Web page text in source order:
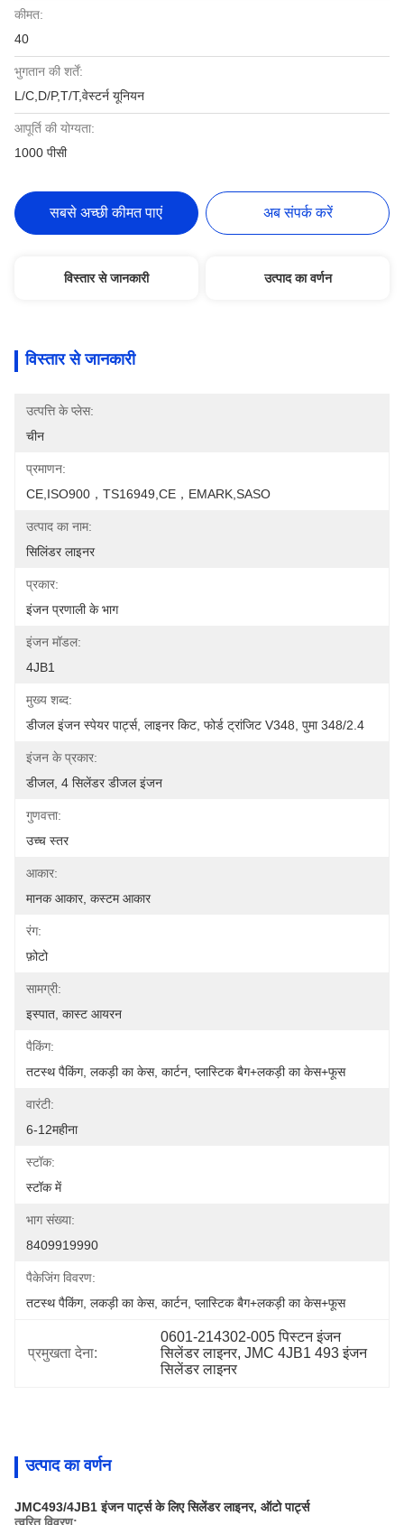
कीमत:
40
भुगतान की शर्तें:
L/C,D/P,T/T,वेस्टर्न यूनियन
आपूर्ति की योग्यता:
1000 पीसी
सबसे अच्छी कीमत पाएं अब संपर्क करें
विस्तार से जानकारी उत्पाद का वर्णन
विस्तार से जानकारी
उत्पत्ति के प्लेस:
चीन
प्रमाणन:
CE,ISO900，TS16949,CE，EMARK,SASO
उत्पाद का नाम:
सिलिंडर लाइनर
प्रकार:
इंजन प्रणाली के भाग
इंजन मॉडल:
4JB1
मुख्य शब्द:
डीजल इंजन स्पेयर पार्ट्स, लाइनर किट, फोर्ड ट्रांजिट V348, पुमा 348/2.4
इंजन के प्रकार:
डीजल, 4 सिलेंडर डीजल इंजन
गुणवत्ता:
उच्च स्तर
आकार:
मानक आकार, कस्टम आकार
रंग:
फ़ोटो
सामग्री:
इस्पात, कास्ट आयरन
पैकिंग:
तटस्थ पैकिंग, लकड़ी का केस, कार्टन, प्लास्टिक बैग+लकड़ी का केस+फूस
वारंटी:
6-12महीना
स्टॉक:
स्टॉक में
भाग संख्या:
8409919990
पैकेजिंग विवरण:
तटस्थ पैकिंग, लकड़ी का केस, कार्टन, प्लास्टिक बैग+लकड़ी का केस+फूस
प्रमुखता देना:
0601-214302-005 पिस्टन इंजन
सिलेंडर लाइनर, JMC 4JB1 493 इंजन
सिलेंडर लाइनर
उत्पाद का वर्णन
JMC493/4JB1 इंजन पार्ट्स के लिए सिलेंडर लाइनर, ऑटो पार्ट्स